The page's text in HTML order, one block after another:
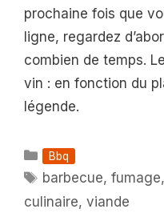
prochaine fois que
ligne, regardez
combien de temps.
vin : en fonction du
légende.
Catégories
Bbq
Étiquettes
barbecue,fumage,
culinaire, viande